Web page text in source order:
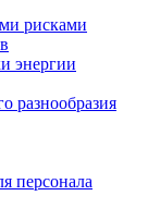
рисками
энергии
разнообразия
персонала